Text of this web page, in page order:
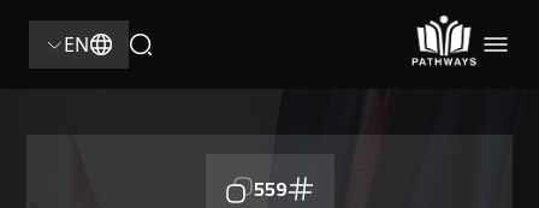
EN
559